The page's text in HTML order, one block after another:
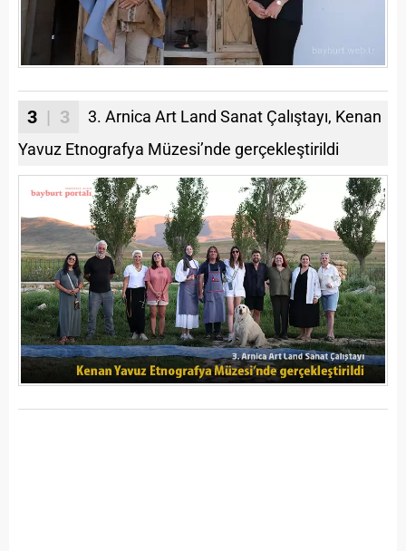
3 | 3
3. Arnica Art Land Sanat Çalıştayı, Kenan
Yavuz Etnografya Müzesi’nde gerçekleştirildi